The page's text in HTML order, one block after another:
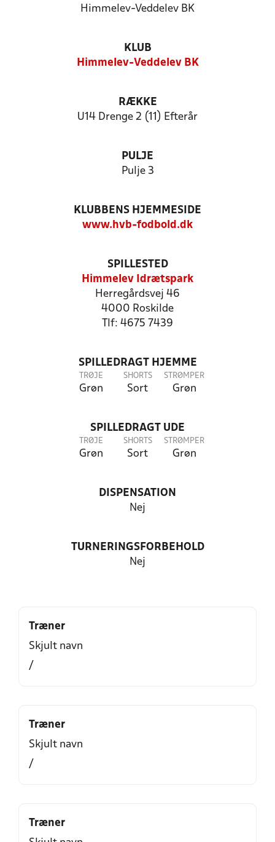
Himmelev-Veddelev BK
KLUB
Himmelev-Veddelev BK
RÆKKE
U14 Drenge 2 (11) Efterår
PULJE
Pulje 3
KLUBBENS HJEMMESIDE
www.hvb-fodbold.dk
SPILLESTED
Himmelev Idrætspark
Herregårdsvej 46
4000 Roskilde
Tlf: 4675 7439
SPILLEDRAGT HJEMME
TRØJE
Grøn
SHORTS
Sort
STRØMPER
Grøn
SPILLEDRAGT UDE
TRØJE
Grøn
SHORTS
Sort
STRØMPER
Grøn
DISPENSATION
Nej
TURNERINGSFORBEHOLD
Nej
Træner
Skjult navn
/
Træner
Skjult navn
/
Træner